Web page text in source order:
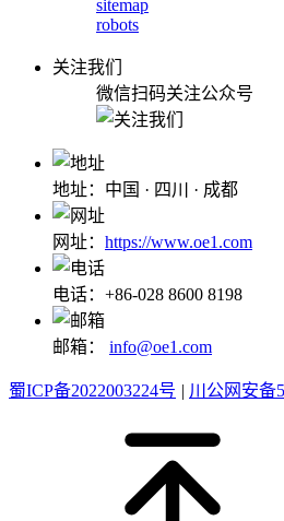
sitemap
robots
关注我们
微信扫码关注公众号
地址：中国 · 四川 · 成都
网址： https://www.oe1.com
电话：+86-028 8600 8198
邮箱： info@oe1.com
蜀ICP备2022003224号 | 川公网安备